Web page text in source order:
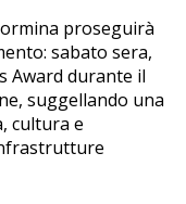
proseguirà
sabato sera,
Award durante il
suggellando una
cultura e